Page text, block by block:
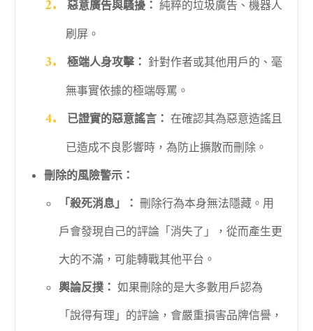
惡意廣告與騷擾： 純粹的垃圾廣告、機器人
刷屏。
極端人身攻擊： 針對作者或其他用戶的、毫
無事實依據的極端辱罵。
已證實的惡意謠言： 在確認其為惡意造謠且
已造成不良影響時，為防止擴散而刪除。
刪除的風險警示：
「殺死消息」： 刪除行為本身無法隱藏。用
戶會發現自己的評論「消失了」，從而產生更
大的不滿，可能轉戰其他平台。
輿論反撲： 如果刪除的是大多數用戶認為
「說得有理」的評論，會嚴重損害品牌信譽，